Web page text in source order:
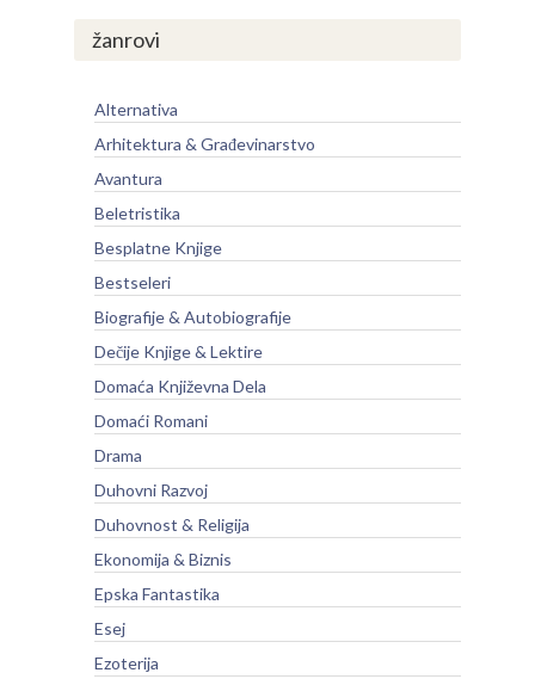
žanrovi
Alternativa
Arhitektura & Građevinarstvo
Avantura
Beletristika
Besplatne Knjige
Bestseleri
Biografije & Autobiografije
Dečije Knjige & Lektire
Domaća Književna Dela
Domaći Romani
Drama
Duhovni Razvoj
Duhovnost & Religija
Ekonomija & Biznis
Epska Fantastika
Esej
Ezoterija